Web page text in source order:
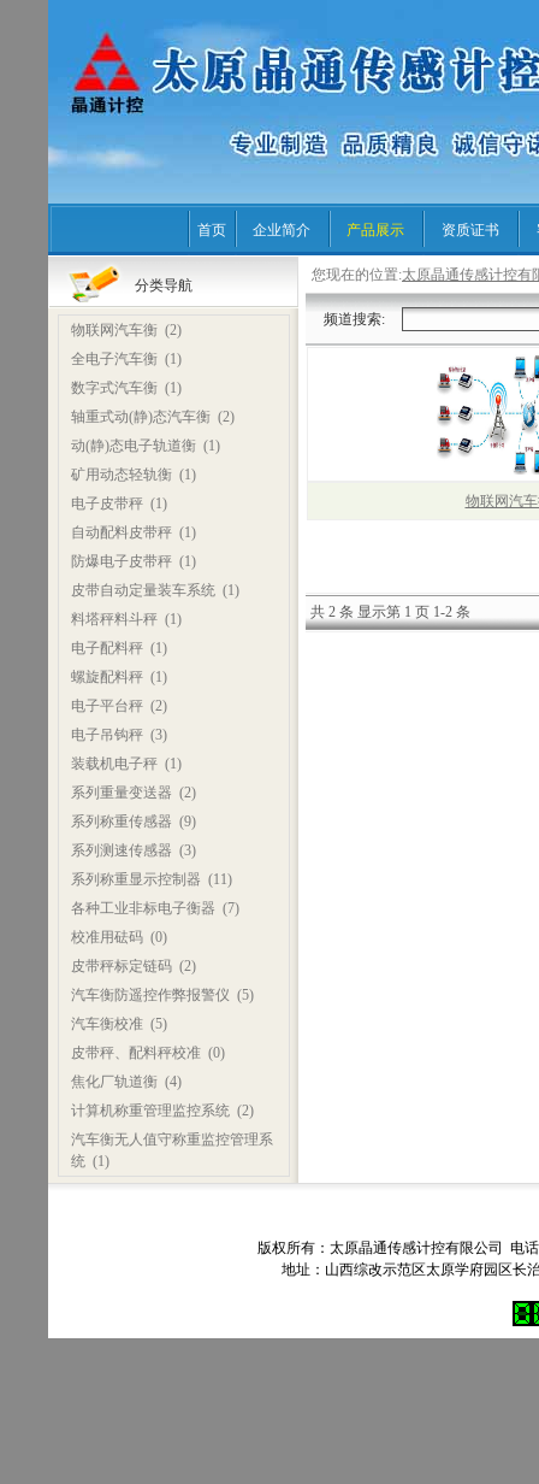
首页 企业简介 产品展示 资质证书
分类导航
物联网汽车衡(2)
全电子汽车衡(1)
数字式汽车衡(1)
轴重式动(静)态汽车衡(2)
动(静)态电子轨道衡(1)
矿用动态轻轨衡(1)
电子皮带秤(1)
自动配料皮带秤(1)
防爆电子皮带秤(1)
皮带自动定量装车系统(1)
料塔秤料斗秤(1)
电子配料秤(1)
螺旋配料秤(1)
电子平台秤(2)
电子吊钩秤(3)
装载机电子秤(1)
系列重量变送器 (2)
系列称重传感器 (9)
系列测速传感器 (3)
系列称重显示控制器 (11)
各种工业非标电子衡器 (7)
校准用砝码(0)
皮带秤标定链码(2)
汽车衡防遥控作弊报警仪 (5)
汽车衡校准(5)
皮带秤、配料秤校准(0)
焦化厂轨道衡(4)
计算机称重管理监控系统(2)
汽车衡无人值守称重监控管理系
统(1)
您现在的位置:太原晶通传感计控有
频道搜索:
物联网汽
共 2 条 显示第 1 页 1-2 条
版权所有：太原晶通传感计控有限公司 电
地址：山西综改示范区太原学府园区长